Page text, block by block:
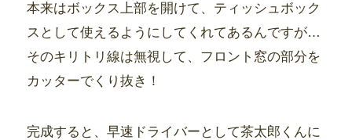
本来はボックス上部を開けて、ティッシュボック
スとして使えるようにしてくれてあるんですが…
そのキリトリ線は無視して、フロント窓の部分を
カッターでくり抜き！
完成すると、早速ドライバーとして茶太郎くんに